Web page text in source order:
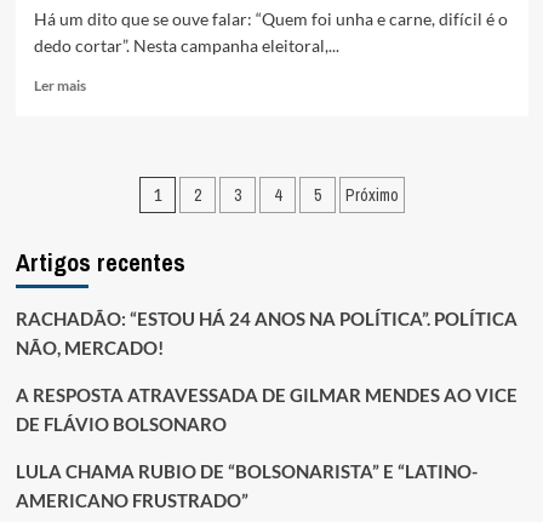
INDÍCIOS
COMPRA
DE
Há um dito que se ouve falar: “Quem foi unha e carne, difícil é o
dedo cortar”. Nesta campanha eleitoral,...
Ler maisLeia
QUE
DIZ,
MAS
DIZ
Paginação
conteúdos
1 2 3 4 5 Próximo
Artigos recentes
RACHADÃO: “ESTOU HÁ 24 ANOS NA POLÍTICA”. POLÍTICA
NÃO, MERCADO!
A RESPOSTA ATRAVESSADA DE GILMAR MENDES AO VICE
DE FLÁVIO BOLSONARO
LULA CHAMA RUBIO DE “BOLSONARISTA” E “LATINO-
AMERICANO FRUSTRADO”